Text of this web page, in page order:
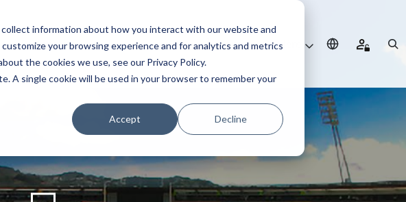
information about how you interact with our website and
your browsing experience and for analytics and metrics
the cookies we use, see our Privacy Policy.
A single cookie will be used in your browser to remember your
Accept Decline
Partenaires À propos Carrière